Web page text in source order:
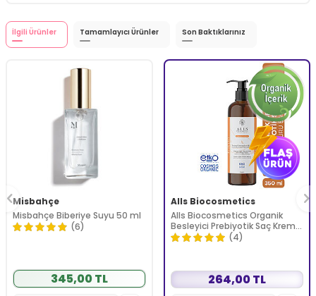
İlgili Ürünler Tamamlayıcı Ürünler Son Baktıklarınız
Misbahçe
Misbahçe Biberiye Suyu 50 ml
(6)
345,00 TL
Alls Biocosmetics
Alls Biocosmetics Organik
Besleyici Prebiyotik Saç Kremi
350 ml
(4)
264,00 TL